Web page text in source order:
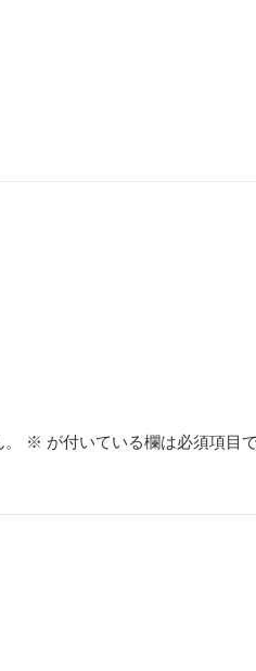
※ が付いている欄は必須項目